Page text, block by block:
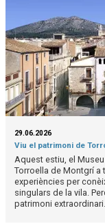
29.06.2026
Viu el patrimoni de
Aquest estiu, el
Torroella de Montgrí a
experiències per
singulars de la vila.
patrimoni extraordinari.